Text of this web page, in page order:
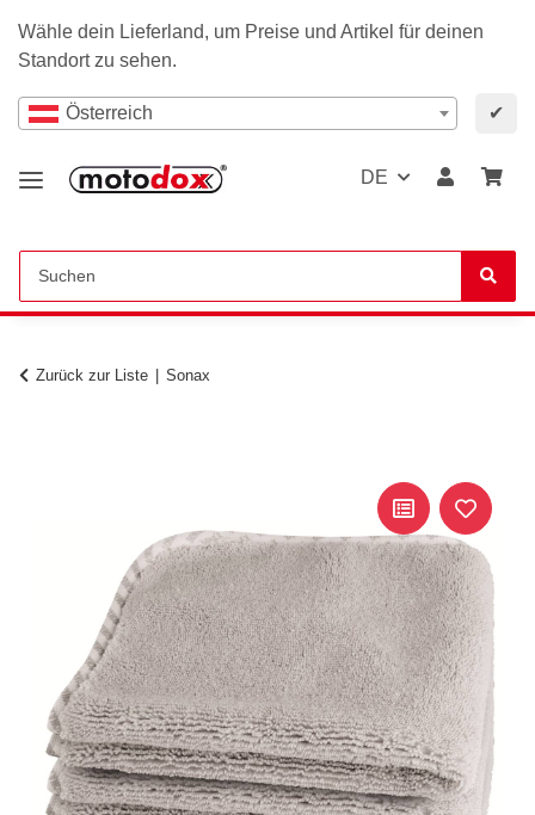
Wähle dein Lieferland, um Preise und Artikel für deinen
Standort zu sehen.
Österreich ✔
DE
Zurück zur Liste Sonax